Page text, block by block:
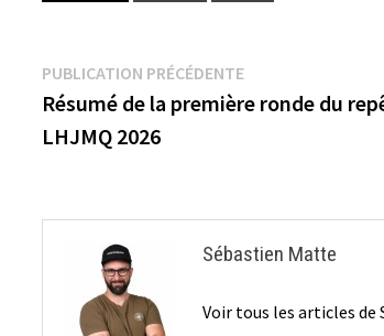
Navigation
de
l’article
PUBLICATION PRÉCÉDENTEPublication
précédente :
Résumé de la première ronde du
LHJMQ 2026
Sébastien Matte
Voir tous les articles